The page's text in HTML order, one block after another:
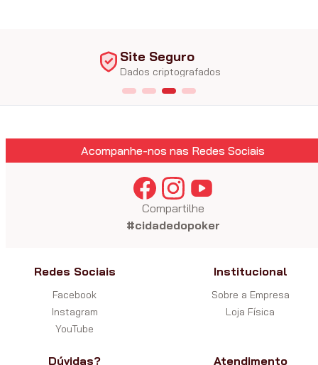
Site Seguro
Dados criptografados
Acompanhe-nos nas Redes Sociais
Compartilhe
#cidadedopoker
Redes Sociais
Facebook
Instagram
YouTube
Institucional
Sobre a Empresa
Loja Física
Dúvidas? Atendimento